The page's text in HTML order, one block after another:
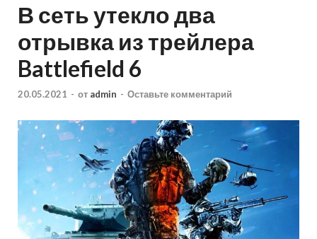
В сеть утекло два
отрывка из трейлера
Battlefield 6
20.05.2021 - от admin - Оставьте комментарий